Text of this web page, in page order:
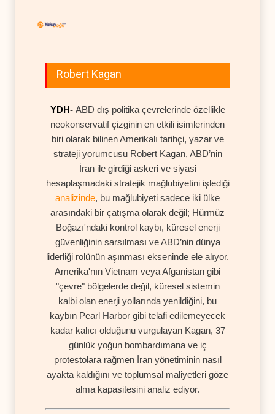
Robert Kagan
YDH- ABD dış politika çevrelerinde özellikle
neokonservatif çizginin en etkili isimlerinden
biri olarak bilinen Amerikalı tarihçi, yazar ve
strateji yorumcusu Robert Kagan, ABD’nin
İran ile girdiği askeri ve siyasi
hesaplaşmadaki stratejik mağlubiyetini işlediği
analizinde, bu mağlubiyeti sadece iki ülke
arasındaki bir çatışma olarak değil; Hürmüz
Boğazı'ndaki kontrol kaybı, küresel enerji
güvenliğinin sarsılması ve ABD’nin dünya
liderliği rolünün aşınması ekseninde ele alıyor.
Amerika'nın Vietnam veya Afganistan gibi
"çevre" bölgelerde değil, küresel sistemin
kalbi olan enerji yollarında yenildiğini, bu
kaybın Pearl Harbor gibi telafi edilemeyecek
kadar kalıcı olduğunu vurgulayan Kagan, 37
günlük yoğun bombardımana ve iç
protestolara rağmen İran yönetiminin nasıl
ayakta kaldığını ve toplumsal maliyetleri göze
alma kapasitesini analiz ediyor.